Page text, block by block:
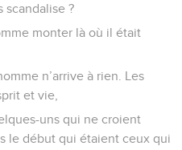
scandalise ?
monter là où il était
n’arrive à rien. Les
et vie,
uns qui ne croient
le début qui étaient ceux qui